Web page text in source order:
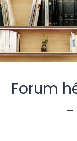
Forum
-